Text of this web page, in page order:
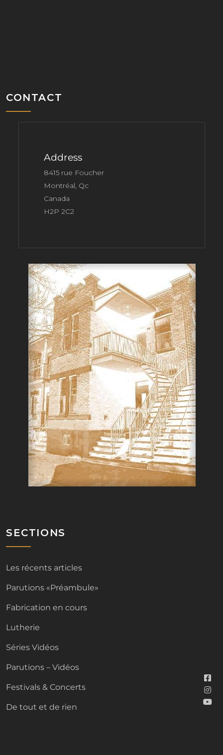
CONTACT
Address
8415 rue Foucher
Montréal, Qc
Canada
H2P 2C2
SECTIONS
Les récents articles
Parutions «Préambule»
Fabrication en cours
Lutherie
Séries Vidéos
Parutions – Vidéos
Festivals & Concerts
De tout et de rien